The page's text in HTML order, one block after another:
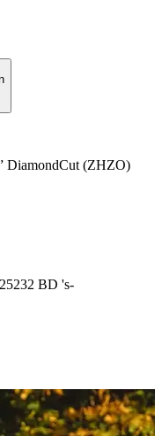
DiamondCut (ZHZO)
5232 BD 's-